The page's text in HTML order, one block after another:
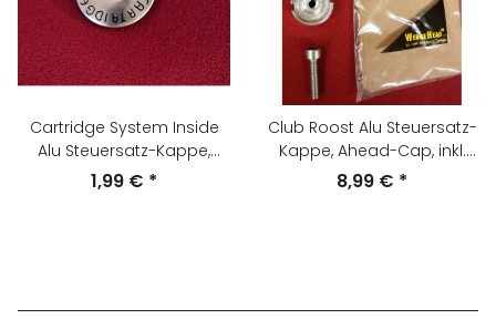
Cartridge System Inside
Alu Steuersatz-Kappe,
Ahead-Cap, 1 1/8", silber,
1,99 € *
Club Roost Alu Steuersatz-
Kappe, Ahead-Cap, inkl.
wiederverwendbarer Alu-
8,99 € *